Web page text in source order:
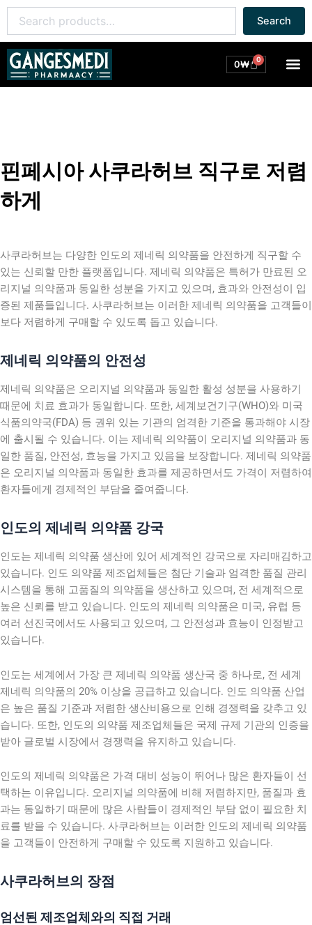
콘
츠
너
for:
Search
0₩ 0
Cart
핀페시아 사쿠라허브 직구로 저렴
하게
사쿠라허브는 다양한 인도의 제네릭 의약품을 안전하게 직구할 수
있는 신뢰할 만한 플랫폼입니다. 제네릭 의약품은 특허가 만료된 오
리지널 의약품과 동일한 성분을 가지고 있으며, 효과와 안전성이 입
증된 제품들입니다. 사쿠라허브는 이러한 제네릭 의약품을 고객들이
보다 저렴하게 구매할 수 있도록 돕고 있습니다.
제네릭 의약품의 안전성
제네릭 의약품은 오리지널 의약품과 동일한 활성 성분을 사용하기
때문에 치료 효과가 동일합니다. 또한, 세계보건기구(WHO)와 미국
식품의약국(FDA) 등 권위 있는 기관의 엄격한 기준을 통과해야 시장
에 출시될 수 있습니다. 이는 제네릭 의약품이 오리지널 의약품과 동
일한 품질, 안전성, 효능을 가지고 있음을 보장합니다. 제네릭 의약품
은 오리지널 의약품과 동일한 효과를 제공하면서도 가격이 저렴하여
환자들에게 경제적인 부담을 줄여줍니다.
인도의 제네릭 의약품 강국
인도는 제네릭 의약품 생산에 있어 세계적인 강국으로 자리매김하고
있습니다. 인도 의약품 제조업체들은 첨단 기술과 엄격한 품질 관리
시스템을 통해 고품질의 의약품을 생산하고 있으며, 전 세계적으로
높은 신뢰를 받고 있습니다. 인도의 제네릭 의약품은 미국, 유럽 등
여러 선진국에서도 사용되고 있으며, 그 안전성과 효능이 인정받고
있습니다.
인도는 세계에서 가장 큰 제네릭 의약품 생산국 중 하나로, 전 세계
제네릭 의약품의 20% 이상을 공급하고 있습니다. 인도 의약품 산업
은 높은 품질 기준과 저렴한 생산비용으로 인해 경쟁력을 갖추고 있
습니다. 또한, 인도의 의약품 제조업체들은 국제 규제 기관의 인증을
받아 글로벌 시장에서 경쟁력을 유지하고 있습니다.
인도의 제네릭 의약품은 가격 대비 성능이 뛰어나 많은 환자들이 선
택하는 이유입니다. 오리지널 의약품에 비해 저렴하지만, 품질과 효
과는 동일하기 때문에 많은 사람들이 경제적인 부담 없이 필요한 치
료를 받을 수 있습니다. 사쿠라허브는 이러한 인도의 제네릭 의약품
을 고객들이 안전하게 구매할 수 있도록 지원하고 있습니다.
사쿠라허브의 장점
엄선된 제조업체와의 직접 거래